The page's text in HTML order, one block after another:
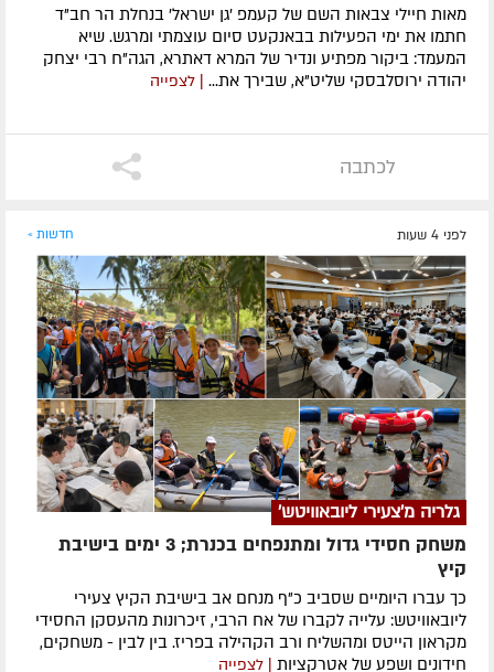
מאות חיילי צבאות השם של קעמפ 'גן ישראל' בנחלת הר חב"ד
חתמו את ימי הפעילות בבאנקעט סיום עוצמתי ומרגש. שיא
המעמד: ביקור מפתיע ונדיר של המרא דאתרא, הגה"ח רבי יצחק
יהודה ירוסלבסקי שליט"א, שבירך את... | לצפייה
לכתבה
לפני 4 שעות חדשות »
גלריה מ'צעירי ליובאוויטש'
משחק חסידי גדול ומתנפחים בכנרת; 3 ימים בישיבת
קיץ
כך עברו היומיים שסביב כ"ף מנחם אב בישיבת הקיץ צעירי
ליובאוויטש: עלייה לקברו של אח הרבי, זיכרונות מהעסקן החסידי
מקראון הייטס ומהשליח ורב הקהילה בפריז. בין לבין - משחקים,
חידונים ושפע של אטרקציות | לצפייה